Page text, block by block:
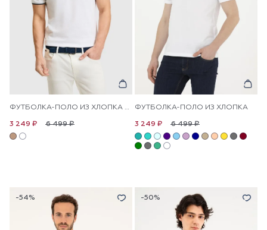
ФУТБОЛКА-ПОЛО ИЗ ХЛОПКА С КОНТРАСТНОЙ ОКАНТОВКОЙ
6 499 ₽
3 249 ₽
ФУТБОЛКА-ПОЛО ИЗ ХЛОПКА
6 499 ₽
3 249 ₽
-54% -50%